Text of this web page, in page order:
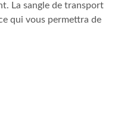
La sangle de transport
qui vous permettra de